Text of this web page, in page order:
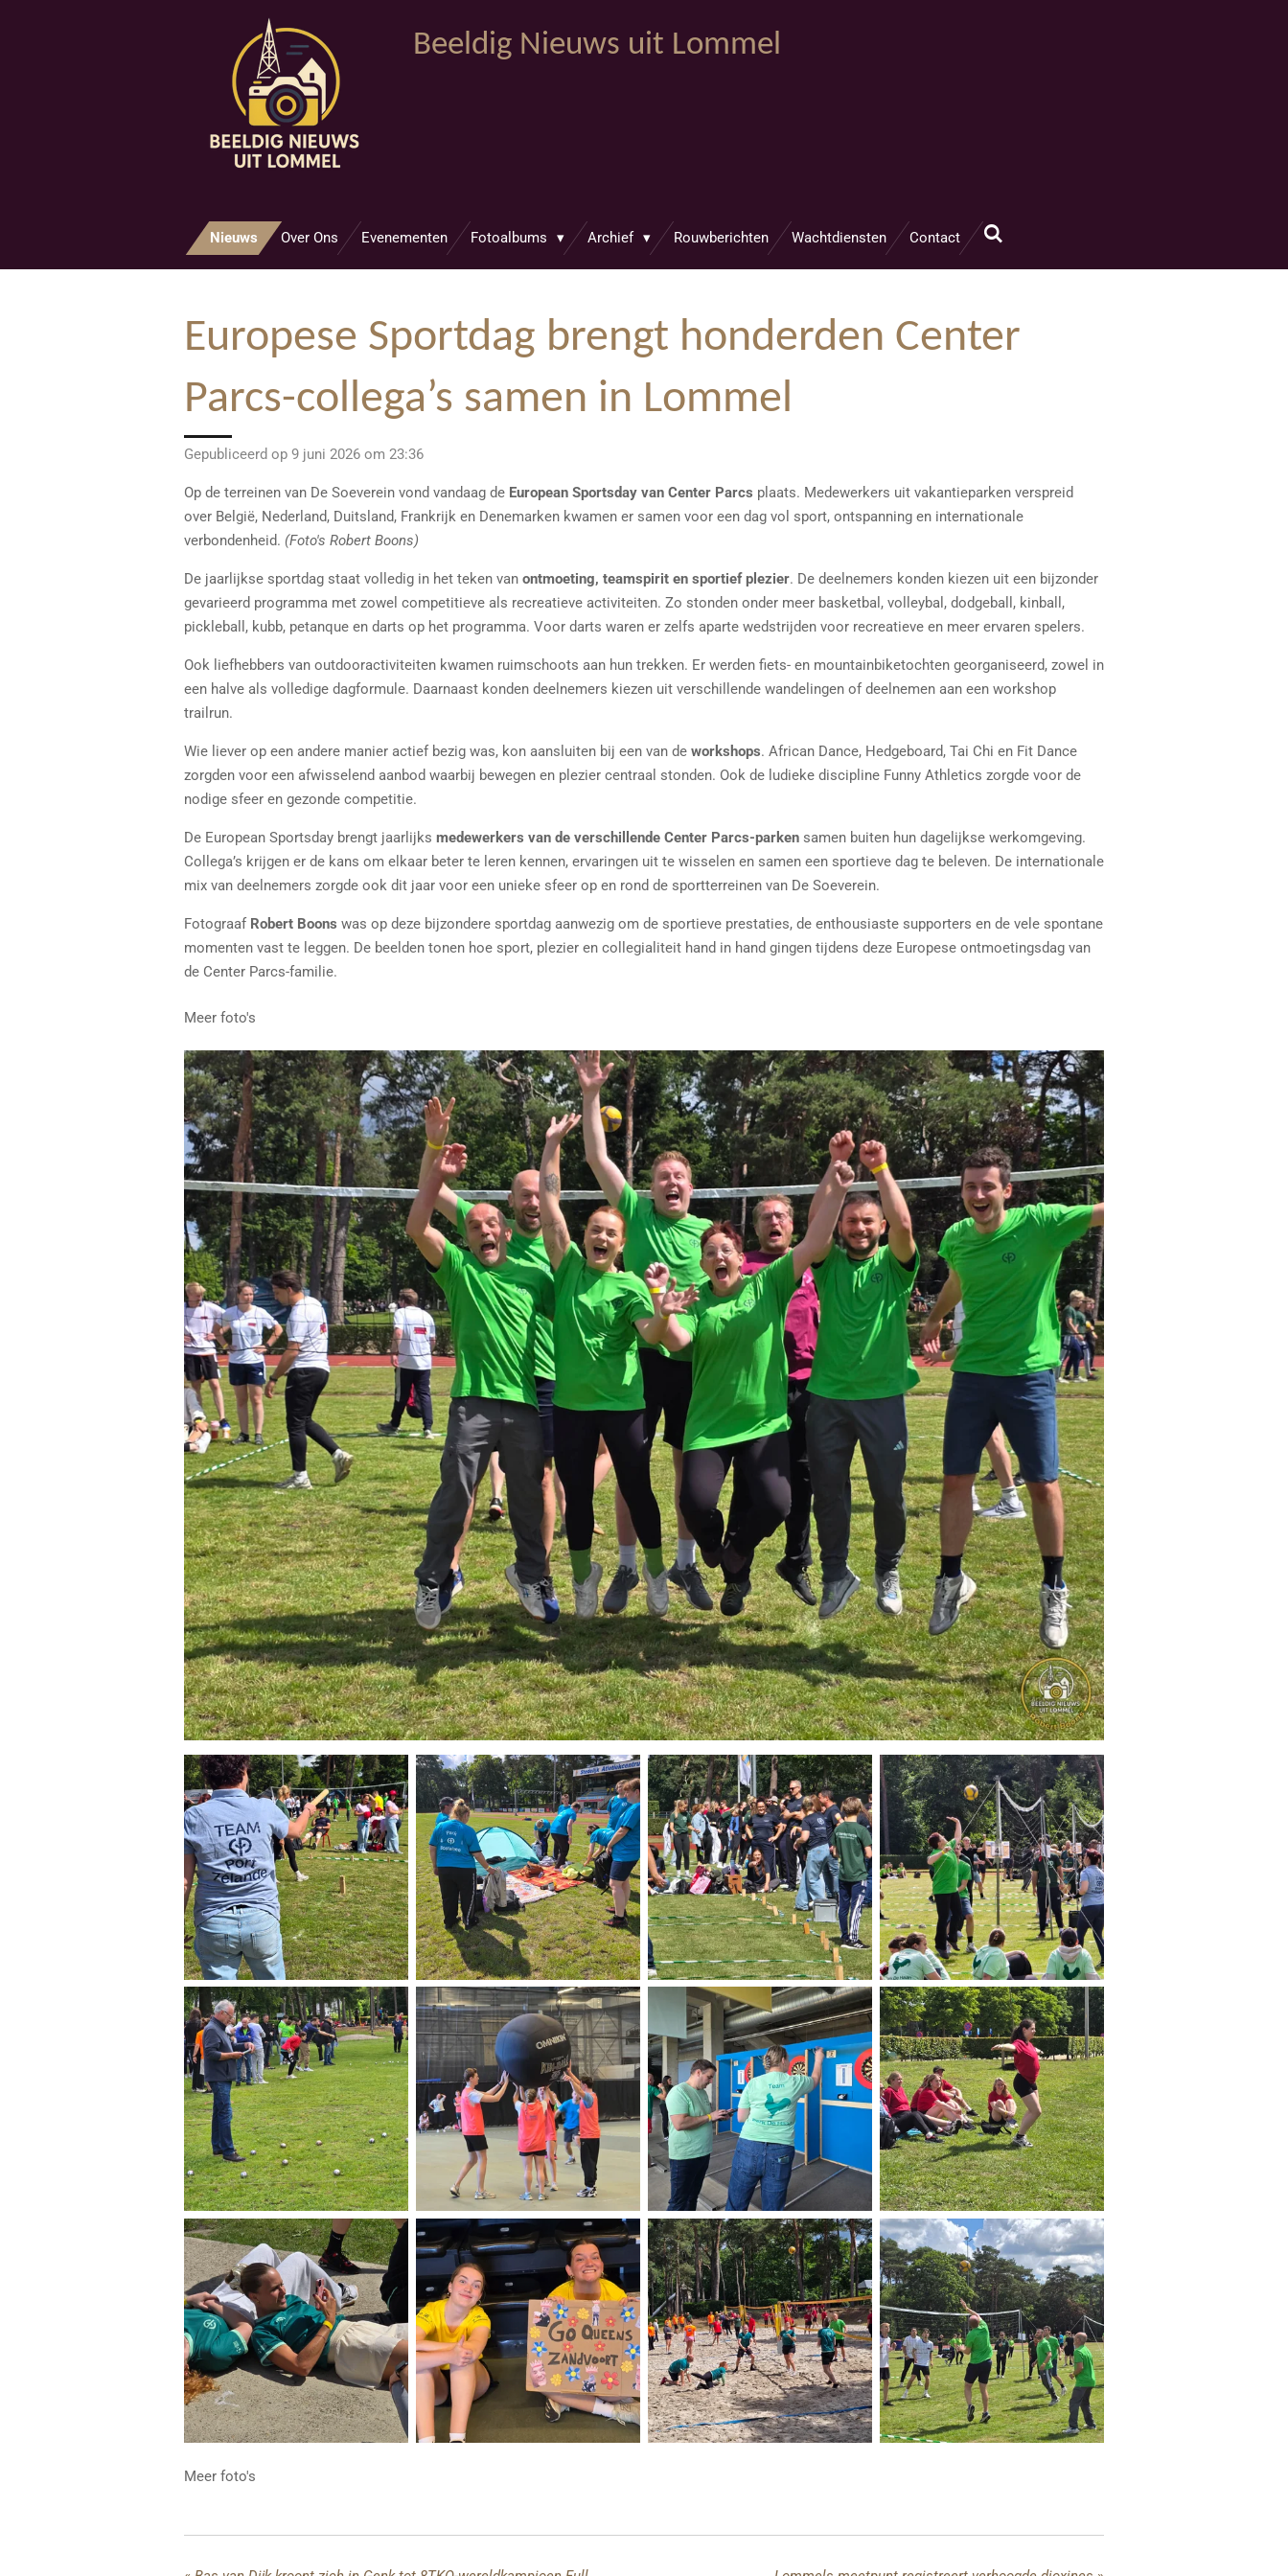
Beeldig Nieuws uit Lommel
Nieuws Over Ons Evenementen Fotoalbums Archief Rouwberichten Wachtdiensten Contact
Europese Sportdag brengt honderden Center
Parcs-collega’s samen in Lommel
Gepubliceerd op 9 juni 2026 om 23:36
Op de terreinen van De Soeverein vond vandaag de European Sportsday van Center Parcs plaats. Medewerkers uit vakantieparken verspreid
over België, Nederland, Duitsland, Frankrijk en Denemarken kwamen er samen voor een dag vol sport, ontspanning en internationale
verbondenheid. (Foto's Robert Boons)
De jaarlijkse sportdag staat volledig in het teken van ontmoeting, teamspirit en sportief plezier. De deelnemers konden kiezen uit een bijzonder
gevarieerd programma met zowel competitieve als recreatieve activiteiten. Zo stonden onder meer basketbal, volleybal, dodgeball, kinball,
pickleball, kubb, petanque en darts op het programma. Voor darts waren er zelfs aparte wedstrijden voor recreatieve en meer ervaren spelers.
Ook liefhebbers van outdooractiviteiten kwamen ruimschoots aan hun trekken. Er werden fiets- en mountainbiketochten georganiseerd, zowel in
een halve als volledige dagformule. Daarnaast konden deelnemers kiezen uit verschillende wandelingen of deelnemen aan een workshop
trailrun.
Wie liever op een andere manier actief bezig was, kon aansluiten bij een van de workshops. African Dance, Hedgeboard, Tai Chi en Fit Dance
zorgden voor een afwisselend aanbod waarbij bewegen en plezier centraal stonden. Ook de ludieke discipline Funny Athletics zorgde voor de
nodige sfeer en gezonde competitie.
De European Sportsday brengt jaarlijks medewerkers van de verschillende Center Parcs-parken samen buiten hun dagelijkse werkomgeving.
Collega’s krijgen er de kans om elkaar beter te leren kennen, ervaringen uit te wisselen en samen een sportieve dag te beleven. De internationale
mix van deelnemers zorgde ook dit jaar voor een unieke sfeer op en rond de sportterreinen van De Soeverein.
Fotograaf Robert Boons was op deze bijzondere sportdag aanwezig om de sportieve prestaties, de enthousiaste supporters en de vele spontane
momenten vast te leggen. De beelden tonen hoe sport, plezier en collegialiteit hand in hand gingen tijdens deze Europese ontmoetingsdag van
de Center Parcs-familie.
Meer foto's
Meer foto's